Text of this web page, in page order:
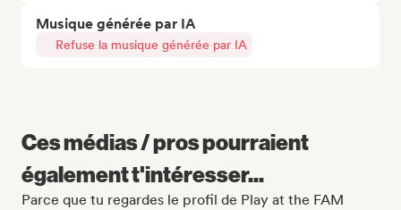
Musique générée par IA
Refuse la musique générée par IA
Ces médias / pros pourraient
également t'intéresser...
Parce que tu regardes le profil de Play at the FAM